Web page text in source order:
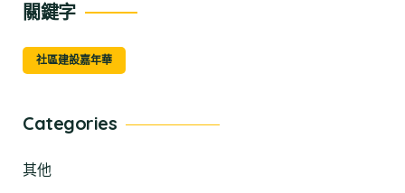
關鍵字
社區建設嘉年華
Categories
其他